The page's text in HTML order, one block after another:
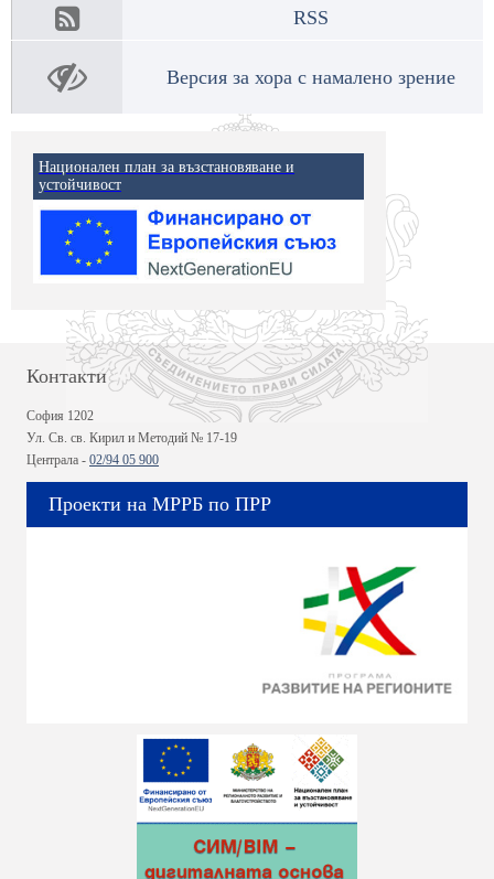
RSS
Версия за хора с намалено зрение
Национален план за възстановяване и
устойчивост
Контакти
София 1202
Ул. Св. св. Кирил и Методий № 17-19
Централа - 02/94 05 900
Проекти на МРРБ по ПРР